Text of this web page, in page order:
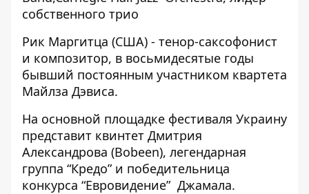
собственного трио
Рик Маргитца (США) - тенор-саксофонист
и композитор, в восьмидесятые годы
бывший постоянным участником квартета
Майлза Дэвиса.
На основной площадке фестиваля Украину
представит квинтет Дмитрия
Александрова (Bobeen), легендарная
группа “Кредо” и победительница
конкурса “Евровидение” Джамала.